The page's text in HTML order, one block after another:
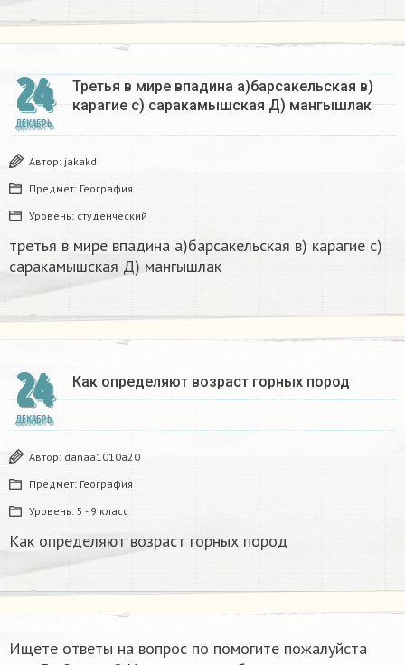
24
ДЕКАБРЬ
Третья в мире впадина а)барсакельская в)
карагие с) саракамышская Д) мангышлак​
Автор: jakakd
Предмет: География
Уровень: студенческий
третья в мире впадина а)барсакельская в) карагие с)
саракамышская Д) мангышлак​
24
ДЕКАБРЬ
Как определяют возраст горных пород
Автор: danaa1010a20
Предмет: География
Уровень: 5 - 9 класс
Как определяют возраст горных пород
Ищете ответы на вопрос по помогите пожалуйста